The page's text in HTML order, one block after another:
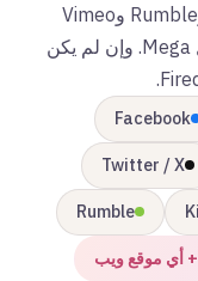
إلى Facebook وX وReddit وKick وRumble وVimeo
وDailymotion ومضيفات مباشرة مثل Mega. وإن لم يكن
Facebook
Twitter / X
Rumble
+ أي موقع ويب